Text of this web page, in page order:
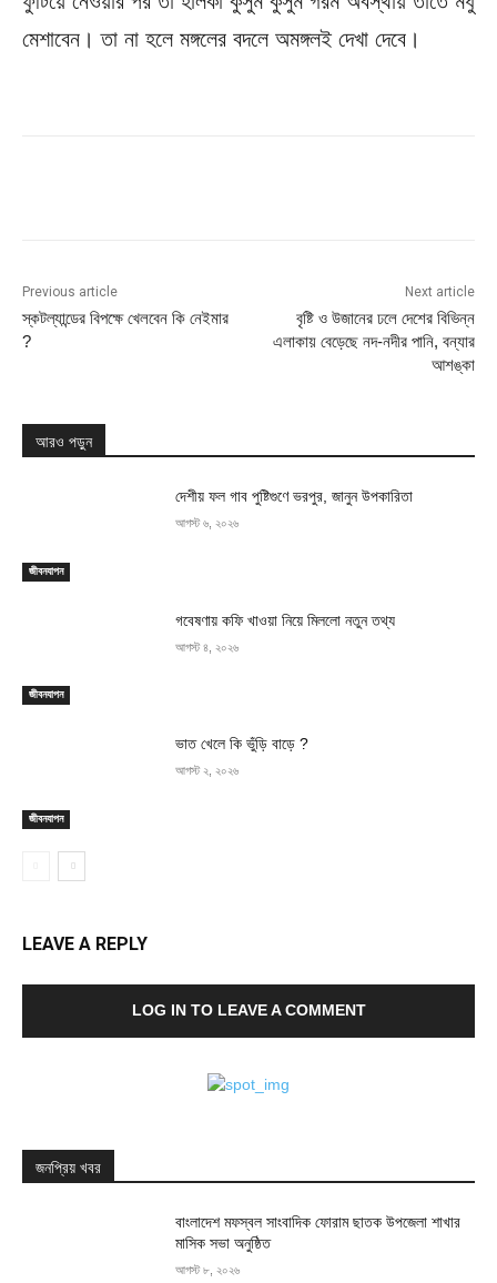
মেশাবেন। তা না হলে মঙ্গলের বদলে অমঙ্গলই দেখা দেবে।
Previous article
স্কটল্যান্ডের বিপক্ষে খেলবেন কি নেইমার
?
Next article
বৃষ্টি ও উজানের ঢলে দেশের বিভিন্ন
এলাকায় বেড়েছে নদ-নদীর পানি, বন্যার
আশঙ্কা
আরও পড়ুন
জীবনযাপন
দেশীয় ফল গাব পুষ্টিগুণে ভরপুর, জানুন উপকারিতা
আগস্ট ৬, ২০২৬
জীবনযাপন
গবেষণায় কফি খাওয়া নিয়ে মিললো নতুন তথ্য
আগস্ট ৪, ২০২৬
জীবনযাপন
ভাত খেলে কি ভুঁড়ি বাড়ে ?
আগস্ট ২, ২০২৬
LEAVE A REPLY
LOG IN TO LEAVE A COMMENT
জনপ্রিয় খবর
বাংলাদেশ মফস্বল সাংবাদিক ফোরাম ছাতক উপজেলা শাখার
মাসিক সভা অনুষ্ঠিত
আগস্ট ৮, ২০২৬